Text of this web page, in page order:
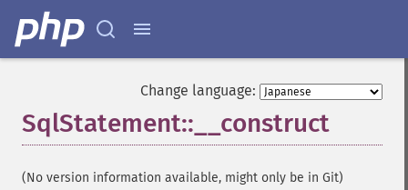
Change language:
SqlStatement::__construct
(No version information available, might only be in Git)